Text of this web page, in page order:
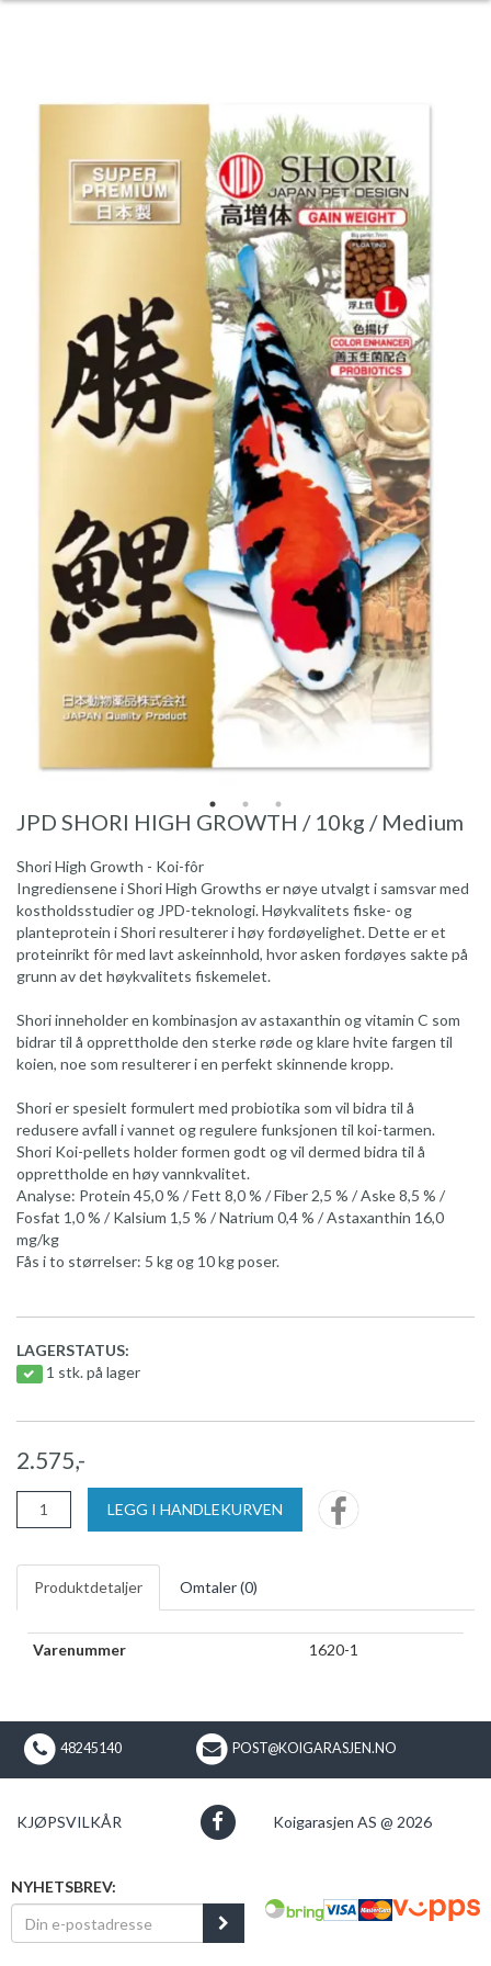
JPD SHORI HIGH GROWTH / 10kg / Medium
Shori High Growth - Koi-fôr
Ingrediensene i Shori High Growths er nøye utvalgt i samsvar med
kostholdsstudier og JPD-teknologi. Høykvalitets fiske- og
planteprotein i Shori resulterer i høy fordøyelighet. Dette er et
proteinrikt fôr med lavt askeinnhold, hvor asken fordøyes sakte på
grunn av det høykvalitets fiskemelet.
Shori inneholder en kombinasjon av astaxanthin og vitamin C som
bidrar til å opprettholde den sterke røde og klare hvite fargen til
koien, noe som resulterer i en perfekt skinnende kropp.
Shori er spesielt formulert med probiotika som vil bidra til å
redusere avfall i vannet og regulere funksjonen til koi-tarmen.
Shori Koi-pellets holder formen godt og vil dermed bidra til å
opprettholde en høy vannkvalitet.
Analyse: Protein 45,0 % / Fett 8,0 % / Fiber 2,5 % / Aske 8,5 % /
Fosfat 1,0 % / Kalsium 1,5 % / Natrium 0,4 % / Astaxanthin 16,0
mg/kg
Fås i to størrelser: 5 kg og 10 kg poser.
LAGERSTATUS:
1 stk. på lager
2.575,-
LEGG I HANDLEKURVEN
Produktdetaljer Omtaler (0)
Varenummer 1620-1
48245140 POST@KOIGARASJEN.NO
KJØPSVILKÅR Koigarasjen AS @ 2026
NYHETSBREV: